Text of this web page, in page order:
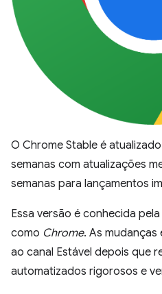
O Chrome Stable é
semanas com atualizações
semanas para lançamentos
Essa versão é conhecida
como Chrome. As mudanças
ao canal Estável depois que
automatizados rigorosos e